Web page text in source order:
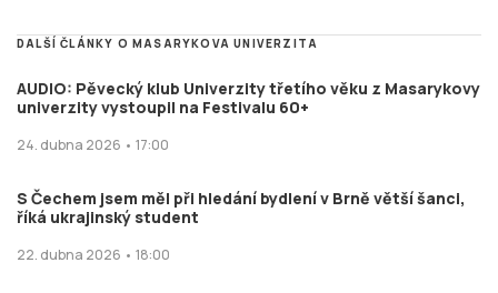
DALŠÍ ČLÁNKY O MASARYKOVA UNIVERZITA
AUDIO: Pěvecký klub Univerzity třetího věku z Masarykovy
univerzity vystoupil na Festivalu 60+
24. dubna 2026 • 17:00
S Čechem jsem měl při hledání bydlení v Brně větší šanci,
říká ukrajinský student
22. dubna 2026 • 18:00